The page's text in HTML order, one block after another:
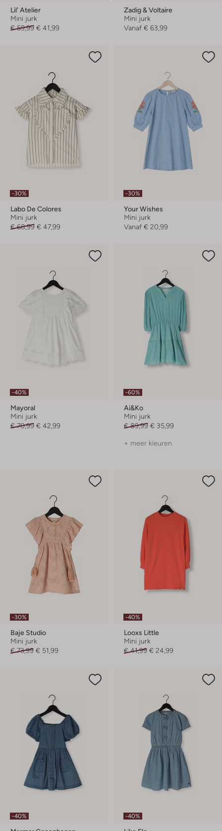
Lil' Atelier
Mini jurk
€ 59,99 € 41,99
Zadig & Voltaire
Mini jurk
Vanaf € 63,99
-30%
Labo De Colores
Mini jurk
€ 68,99 € 47,99
-30%
Your Wishes
Mini jurk
Vanaf € 20,99
-40%
Mayoral
Mini jurk
€ 70,99 € 42,99
-60%
Ai&ko
Mini jurk
€ 89,99 € 35,99
+ meer kleuren
-30%
Baje Studio
Mini jurk
€ 73,99 € 51,99
-40%
Looxs Little
Mini jurk
€ 41,99 € 24,99
-40% -40%